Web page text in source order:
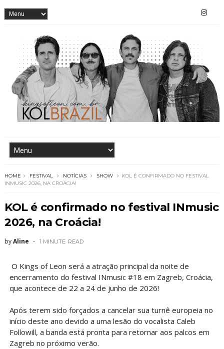
HOME FESTIVAL NOTÍCIAS SHOW
KOL É CONFIRMADO NO FESTIVAL
INMUSIC 2026, NA CROÁCIA!
KOL é confirmado no festival INmusic
2026, na Croácia!
byAline 1 MINUTE READ
O Kings of Leon será a atração principal da noite de
encerramento do festival INmusic #18 em Zagreb, Croácia,
que acontece de 22 a 24 de junho de 2026!
Após terem sido forçados a cancelar sua turnê europeia no
início deste ano devido a uma lesão do vocalista Caleb
Followill, a banda está pronta para retornar aos palcos em
Zagreb no próximo verão.